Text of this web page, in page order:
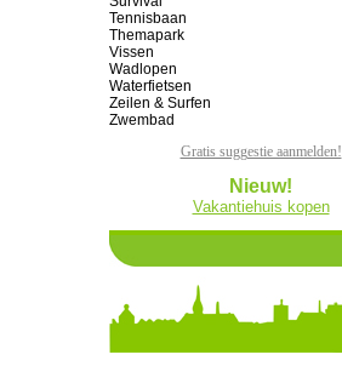
Tennisbaan
Themapark
Vissen
Wadlopen
Waterfietsen
Zeilen & Surfen
Zwembad
Gratis suggestie aanmelden!
Nieuw!
Vakantiehuis kopen